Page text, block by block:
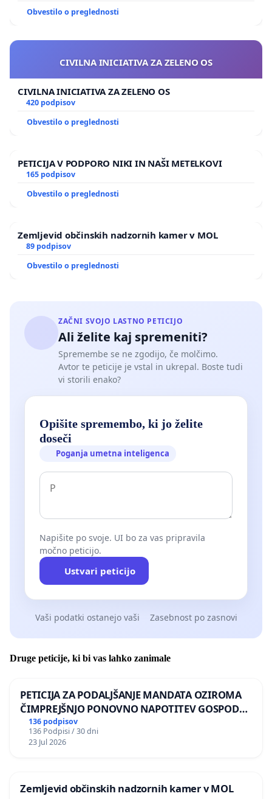
Obvestilo o preglednosti
CIVILNA INICIATIVA ZA ZELENO OS
CIVILNA INICIATIVA ZA ZELENO OS
420 podpisov
Obvestilo o preglednosti
PETICIJA V PODPORO NIKI IN NAŠI METELKOVI
165 podpisov
Obvestilo o preglednosti
Zemljevid občinskih nadzornih kamer v MOL
89 podpisov
Obvestilo o preglednosti
ZAČNI SVOJO LASTNO PETICIJO
Ali želite kaj spremeniti?
Spremembe se ne zgodijo, če molčimo.
Avtor te peticije je vstal in ukrepal. Boste tudi
vi storili enako?
Opišite spremembo, ki jo želite
doseči
Poganja umetna inteligenca
Napišite po svoje. UI bo za vas pripravila
močno peticijo.
Ustvari peticijo
Vaši podatki ostanejo vaši Zasebnost po zasnovi
Druge peticije, ki bi vas lahko zanimale
PETICIJA ZA PODALJŠANJE MANDATA OZIROMA
ČIMPREJŠNJO PONOVNO NAPOTITEV GOSPODA
BERNARDA ŠRAJNERJA NA VELEPOSLANIŠTVO
REPUBLIKE SLOVENIJE V MOSKVI
136 podpisov
136 Podpisi / 30 dni
23 Jul 2026
Zemljevid občinskih nadzornih kamer v MOL